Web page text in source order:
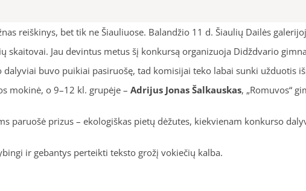
reiškinys, bet tik ne Šiauliuose. Balandžio 11 d. Šiaulių Dailės
skaitovai. Jau devintus metus šį konkursą organizuoja Didždvario
buvo puikiai pasiruošę, tad komisijai teko labai sunki užduotis
mokinė, o 9–12 kl. grupėje – Adrijus Jonas Šalkauskas, „Romuvos“
paruošė prizus – ekologiškas pietų dėžutes, kiekvienam konkurso
ir gebantys perteikti teksto grožį vokiečių kalba.